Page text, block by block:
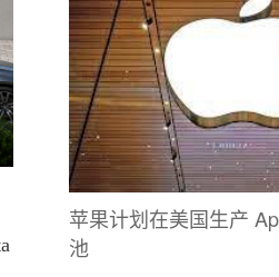
苹果计划在美国生产
池